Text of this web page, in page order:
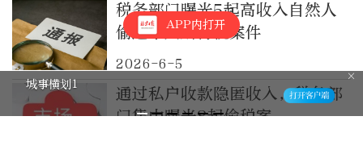
税务部门曝光5起高收入自然人
偷逃个人所得税案件
2026-6-5
通过私户收款隐匿收入，税务部
门集中曝光8起偷税案
APP内打开
城事横划1